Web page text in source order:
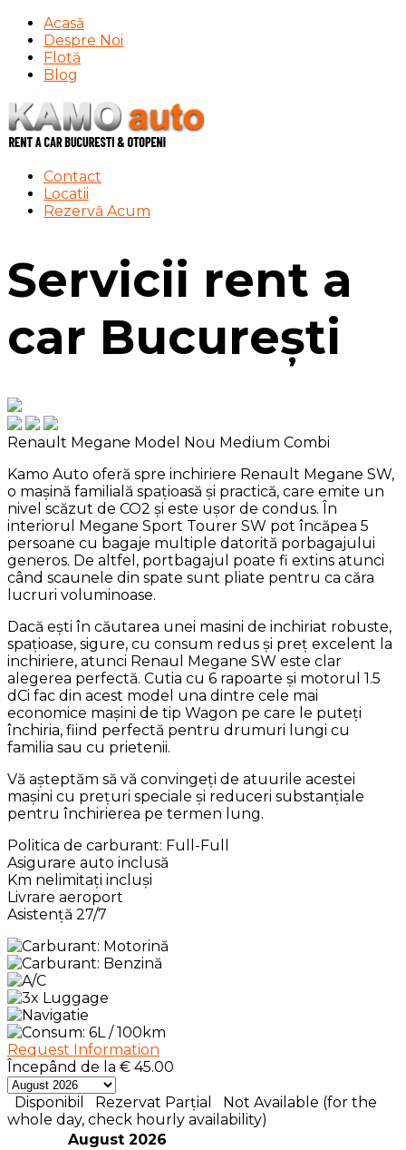
Acasă
Despre Noi
Flotă
Blog
Contact
Locatii
Rezervă Acum
Servicii rent a
car București
Renault Megane Model Nou Medium Combi
Kamo Auto oferă spre inchiriere Renault Megane SW,
o mașină familială spațioasă și practică, care emite un
nivel scăzut de CO2 și este ușor de condus. În
interiorul Megane Sport Tourer SW pot încăpea 5
persoane cu bagaje multiple datorită porbagajului
generos. De altfel, portbagajul poate fi extins atunci
când scaunele din spate sunt pliate pentru ca căra
lucruri voluminoase.
Dacă ești în căutarea unei masini de inchiriat robuste,
spațioase, sigure, cu consum redus și preț excelent la
inchiriere, atunci Renaul Megane SW este clar
alegerea perfectă. Cutia cu 6 rapoarte și motorul 1.5
dCi fac din acest model una dintre cele mai
economice mașini de tip Wagon pe care le puteți
închiria, fiind perfectă pentru drumuri lungi cu
familia sau cu prietenii.
Vă așteptăm să vă convingeți de atuurile acestei
mașini cu prețuri speciale și reduceri substanțiale
pentru închirierea pe termen lung.
Politica de carburant: Full-Full
Asigurare auto inclusă
Km nelimitați incluși
Livrare aeroport
Asistență 27/7
Request Information
Începând de la € 45.00
Disponibil Rezervat Parțial
Not Available (for the
whole day, check hourly availability)
August 2026